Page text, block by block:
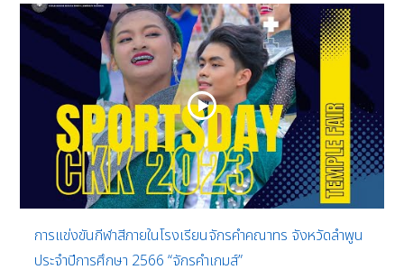
การแข่งขันกีฬาสีภายในโรงเรียนจักรคำคณาทร จังหวัดลำพูน
ประจำปีการศึกษา 2566 “จักรคำเกมส์”